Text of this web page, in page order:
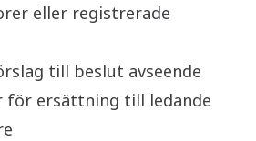
eller registrerade
till beslut avseende
för ersättning till ledande